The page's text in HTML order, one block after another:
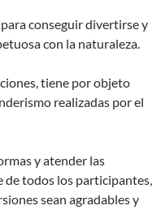
conseguir divertirse y
con la naturaleza.
tiene por objeto
realizadas por el
y atender las
de todos los participantes,
sean agradables y